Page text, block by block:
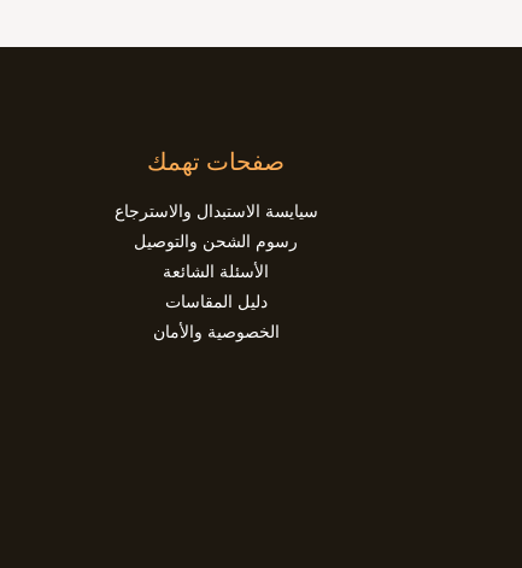
صفحات تهمك
سيايسة الاستبدال والاسترجاع
رسوم الشحن والتوصيل
الأسئلة الشائعة
دليل المقاسات
الخصوصية والأمان